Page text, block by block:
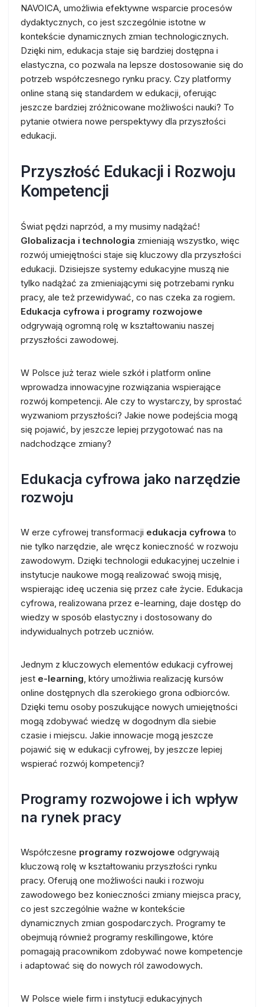
NAVOICA, umożliwia efektywne wsparcie procesów
dydaktycznych, co jest szczególnie istotne w
kontekście dynamicznych zmian technologicznych.
Dzięki nim, edukacja staje się bardziej dostępna i
elastyczna, co pozwala na lepsze dostosowanie się do
potrzeb współczesnego rynku pracy. Czy platformy
online staną się standardem w edukacji, oferując
jeszcze bardziej zróżnicowane możliwości nauki? To
pytanie otwiera nowe perspektywy dla przyszłości
edukacji.
Przyszłość Edukacji i Rozwoju
Kompetencji
Świat pędzi naprzód, a my musimy nadążać!
Globalizacja i technologia zmieniają wszystko, więc
rozwój umiejętności staje się kluczowy dla przyszłości
edukacji. Dzisiejsze systemy edukacyjne muszą nie
tylko nadążać za zmieniającymi się potrzebami rynku
pracy, ale też przewidywać, co nas czeka za rogiem.
Edukacja cyfrowa i programy rozwojowe
odgrywają ogromną rolę w kształtowaniu naszej
przyszłości zawodowej.
W Polsce już teraz wiele szkół i platform online
wprowadza innowacyjne rozwiązania wspierające
rozwój kompetencji. Ale czy to wystarczy, by sprostać
wyzwaniom przyszłości? Jakie nowe podejścia mogą
się pojawić, by jeszcze lepiej przygotować nas na
nadchodzące zmiany?
Edukacja cyfrowa jako narzędzie
rozwoju
W erze cyfrowej transformacji edukacja cyfrowa to
nie tylko narzędzie, ale wręcz konieczność w rozwoju
zawodowym. Dzięki technologii edukacyjnej uczelnie i
instytucje naukowe mogą realizować swoją misję,
wspierając ideę uczenia się przez całe życie. Edukacja
cyfrowa, realizowana przez e-learning, daje dostęp do
wiedzy w sposób elastyczny i dostosowany do
indywidualnych potrzeb uczniów.
Jednym z kluczowych elementów edukacji cyfrowej
jest e-learning, który umożliwia realizację kursów
online dostępnych dla szerokiego grona odbiorców.
Dzięki temu osoby poszukujące nowych umiejętności
mogą zdobywać wiedzę w dogodnym dla siebie
czasie i miejscu. Jakie innowacje mogą jeszcze
pojawić się w edukacji cyfrowej, by jeszcze lepiej
wspierać rozwój kompetencji?
Programy rozwojowe i ich wpływ
na rynek pracy
Współczesne programy rozwojowe odgrywają
kluczową rolę w kształtowaniu przyszłości rynku
pracy. Oferują one możliwości nauki i rozwoju
zawodowego bez konieczności zmiany miejsca pracy,
co jest szczególnie ważne w kontekście
dynamicznych zmian gospodarczych. Programy te
obejmują również programy reskillingowe, które
pomagają pracownikom zdobywać nowe kompetencje
i adaptować się do nowych ról zawodowych.
W Polsce wiele firm i instytucji edukacyjnych